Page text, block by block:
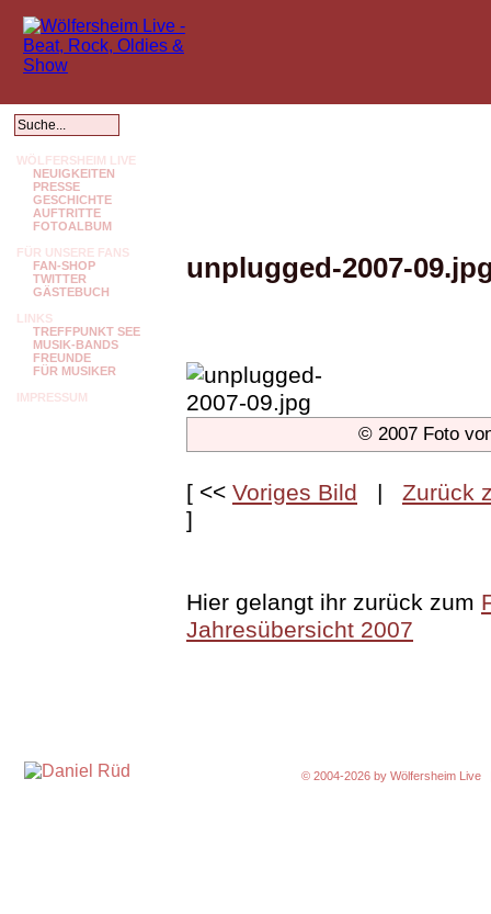
unplugged-2007-
© 2007 Foto
[ << Voriges Bild | Zurück
]
Hier gelangt ihr zurück zum
Jahresübersicht 2007
© 2004-2026 by Wölfersheim Live
WÖLFERSHEIM LIVE
NEUIGKEITEN
PRESSE
GESCHICHTE
AUFTRITTE
FOTOALBUM
FÜR UNSERE FANS
FAN-SHOP
TWITTER
GÄSTEBUCH
LINKS
TREFFPUNKT SEE
MUSIK-BANDS
FREUNDE
FÜR MUSIKER
IMPRESSUM